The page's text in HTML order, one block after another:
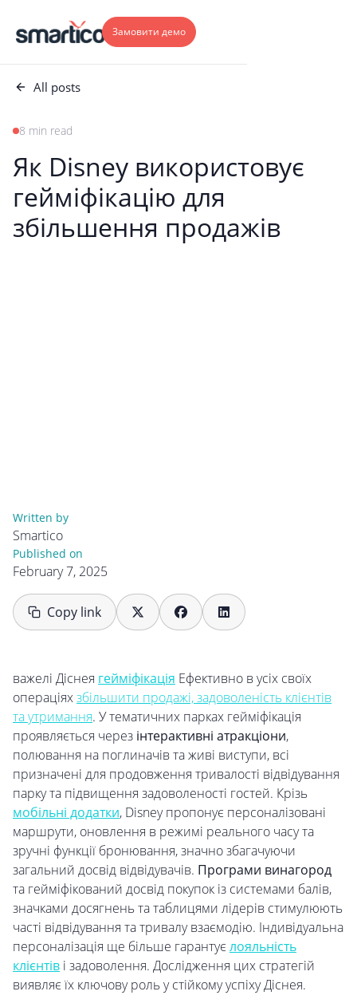
Замовити демо
All posts
8 min read
Як Disney використовує
гейміфікацію для
збільшення продажів
Written by
Smartico
Published on
February 7, 2025
Copy link
важелі Діснея гейміфікація Ефективно в усіх своїх
операціяхзбільшити продажі, задоволеність клієнтів
та утримання. У тематичних парках гейміфікація
проявляється через інтерактивні атракціони,
полювання на поглиначів та живі виступи, всі
призначені для продовження тривалості відвідування
парку та підвищення задоволеності гостей. Крізь
мобільні додатки, Disney пропонує персоналізовані
маршрути, оновлення в режимі реального часу та
зручні функції бронювання, значно збагачуючи
загальний досвід відвідувачів. Програми винагород
та гейміфікований досвід покупок із системами балів,
значками досягнень та таблицями лідерів стимулюють
часті відвідування та тривалу взаємодію. Індивідуальна
персоналізація ще більше гарантує лояльність
клієнтів і задоволення. Дослідження цих стратегій
виявляє їх ключову роль у стійкому успіху Діснея.